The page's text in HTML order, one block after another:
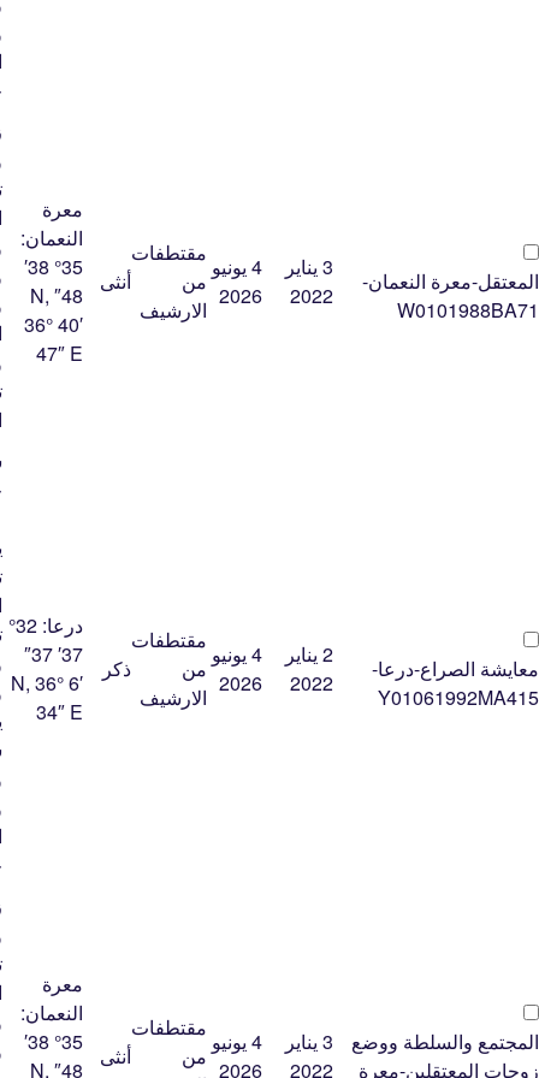
المعتقل-معرة النعمان-
W0101988BA71
3 يناير
2022
4 يونيو
2026
مقتطفات
من
الارشيف
أنثى
معرة
النعمان:
35° 38′
48″ N,
36° 40′
47″ E
معايشة الصراع-درعا-
Y01061992MA415
2 يناير
2022
4 يونيو
2026
مقتطفات
من
الارشيف
ذكر
درعا:
32°
37′ 37″
N, 36° 6′
34″ E
المجتمع والسلطة ووضع
زوجات المعتقلين-معرة
3 يناير
2022
4 يونيو
2026
مقتطفات
من
أنثى
معرة
النعمان:
35° 38′
48″ N,